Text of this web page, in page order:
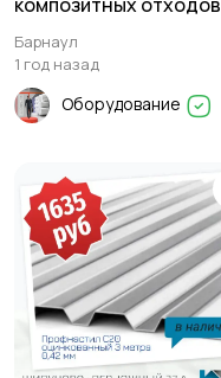
Барнаул
1 год назад
Оборудование